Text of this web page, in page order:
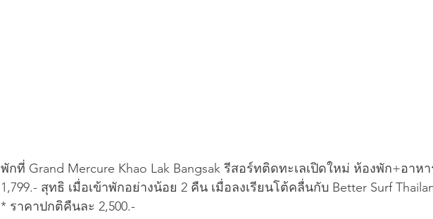
พักที่ Grand Mercure Khao Lak Bangsak รีสอร์ทติดทะเลเปิดใหม่ ห้องพัก+อาห
1,799.- สุทธิ เมื่อเข้าพักอย่างน้อย 2 คืน เมื่อลงเรียนโต้คลื่นกับ Better Surf
* ราคาปกติคืนละ 2,500.-